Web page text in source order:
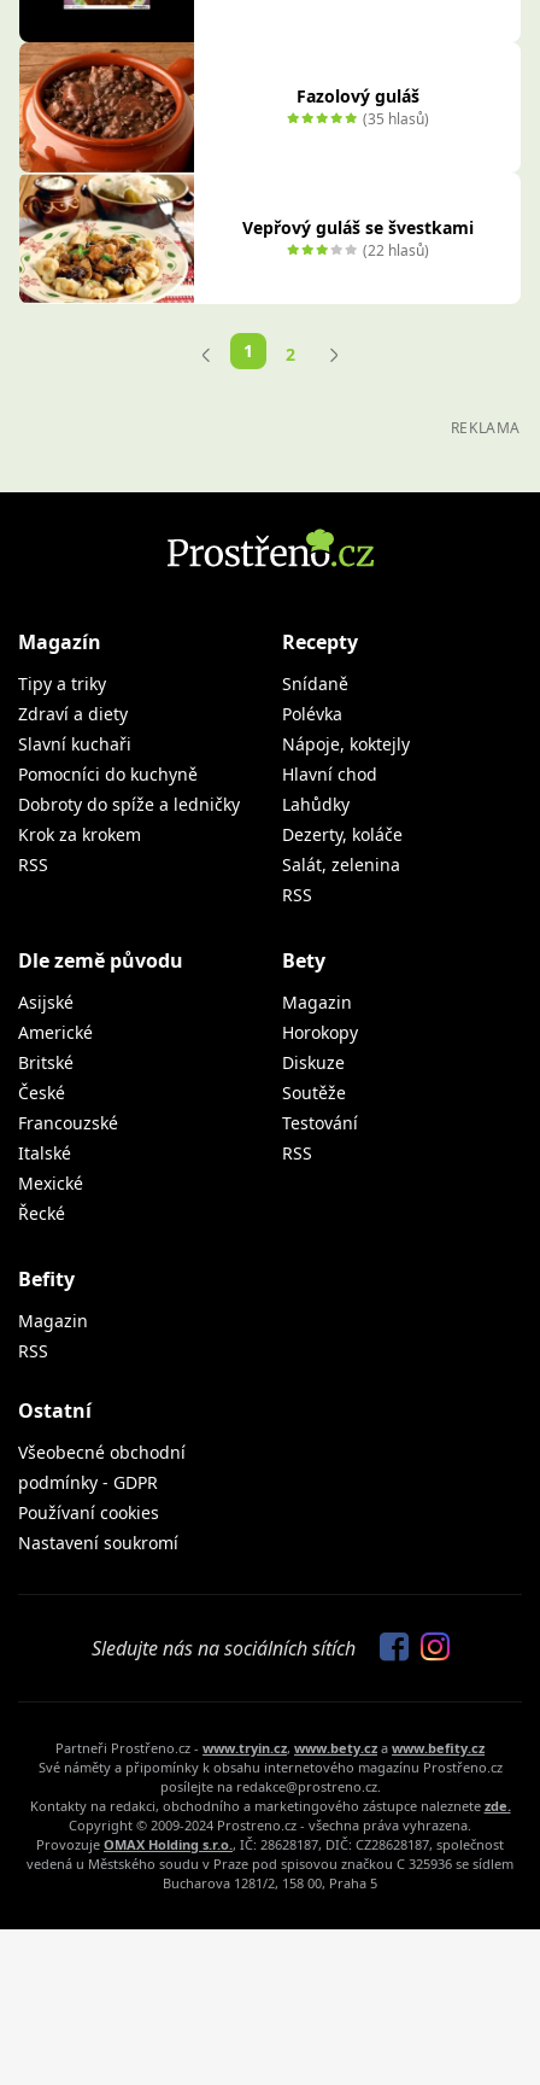
Fazolový guláš
(35 hlasů)
Vepřový guláš se švestkami
(22 hlasů)
1 2
REKLAMA
Magazín
Tipy a triky
Zdraví a diety
Slavní kuchaři
Pomocníci do kuchyně
Dobroty do spíže a ledničky
Krok za krokem
RSS
Recepty
Snídaně
Polévka
Nápoje, koktejly
Hlavní chod
Lahůdky
Dezerty, koláče
Salát, zelenina
RSS
Dle země původu
Asijské
Americké
Britské
České
Francouzské
Italské
Mexické
Řecké
Bety
Magazin
Horokopy
Diskuze
Soutěže
Testování
RSS
Befity
Magazin
RSS
Ostatní
Všeobecné obchodní
podmínky - GDPR
Používaní cookies
Nastavení soukromí
Sledujte nás na sociálních sítích
Partneři Prostřeno.cz - www.tryin.cz, www.bety.cz a www.befity.cz
Své náměty a připomínky k obsahu internetového magazínu Prostřeno.cz
posílejte na redakce@prostreno.cz.
Kontakty na redakci, obchodního a marketingového zástupce naleznete zde.
Copyright © 2009-2024 Prostreno.cz - všechna práva vyhrazena.
Provozuje OMAX Holding s.r.o., IČ: 28628187, DIČ: CZ28628187, společnost
vedená u Městského soudu v Praze pod spisovou značkou C 325936 se sídlem
Bucharova 1281/2, 158 00, Praha 5